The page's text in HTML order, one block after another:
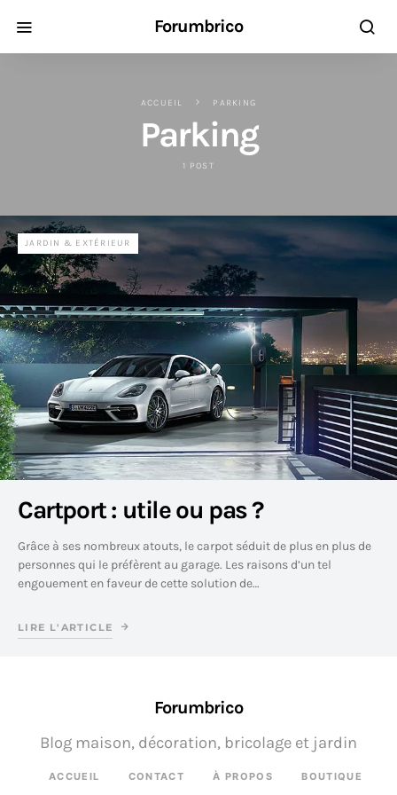
Forumbrico
ACCUEIL PARKING
Parking
1 POST
JARDIN & EXTÉRIEUR
Cartport : utile ou pas ?
Grâce à ses nombreux atouts, le carpot séduit de plus en plus de
personnes qui le préfèrent au garage. Les raisons d’un tel
engouement en faveur de cette solution de…
LIRE L'ARTICLE
Forumbrico
ACCUEIL CONTACT À PROPOS BOUTIQUE
Blog maison, décoration, bricolage et jardin